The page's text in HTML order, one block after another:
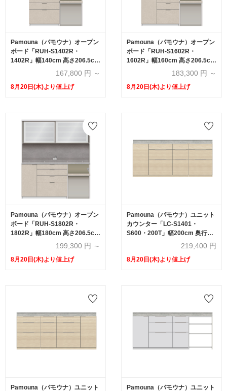
Pamouna（パモウナ）オープン
ボード「RUH-S1402R・
1402R」幅140cm 高さ206.5cm
奥行2サイズ（44.5cm・50cm）
下台オープンタイプ 全4色
167,800 円 ～
8月20日(木)より値上げ
Pamouna（パモウナ）オープン
ボード「RUH-S1602R・
1602R」幅160cm 高さ206.5cm
奥行2サイズ（44.5cm・50cm）
下台オープンタイプ 全4色
183,300 円 ～
8月20日(木)より値上げ
Pamouna（パモウナ）オープン
ボード「RUH-S1802R・
1802R」幅180cm 高さ206.5cm
奥行2サイズ（44.5cm・50cm）
下台オープンタイプ 全4色
199,300 円 ～
8月20日(木)より値上げ
Pamouna（パモウナ）ユニット
カウンター「LC-S1401・
S600・200T」幅200cm 奥行
46cm 高さ92.7cm 引出し+扉収
納（扉：向かって左） 引出し収
納 下台全4色 天板全2色
219,400 円
8月20日(木)より値上げ
Pamouna（パモウナ）ユニット Pamouna（パモウナ）ユニット